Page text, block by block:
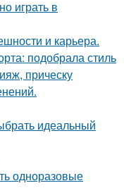
играть в
и карьера.
подобрала стиль
прическу
идеальный
одноразовые